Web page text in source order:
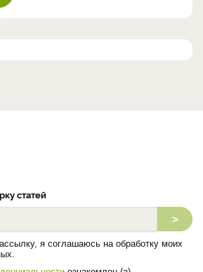
статей
>
я соглашаюсь на обработку моих